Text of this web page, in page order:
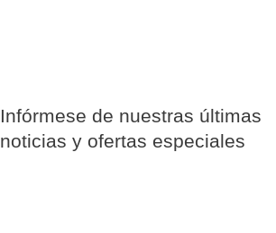
Infórmese de nuestras últimas
noticias y ofertas especiales